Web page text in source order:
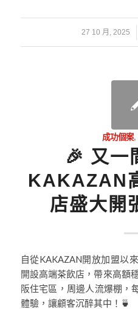
27 10 月, 2025
/
成功個案,
🎉 又一
KAKAZAN
店盛大
自從KAKAZAN開放加盟以
開設高端茶飲店，帶來高額
阪住宅區，周邊人流爆棚，
體驗，讓顧客沉醉其中！🍵